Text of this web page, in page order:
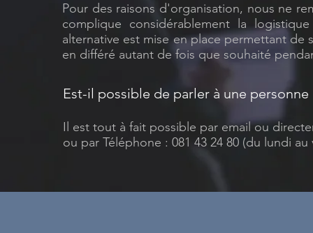
Pour des raisons d'organisation, nous ne
complique considérablement la
alternative est mise en place permettant
en différé autant de fois que souhaité
Est-il possible de parler à une
Il est tout à fait possible par email ou
ou par Téléphone : 081 43 24 80 (du lundi